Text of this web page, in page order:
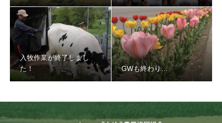
入牧作業が終了しまし
た！
GWも終わり…